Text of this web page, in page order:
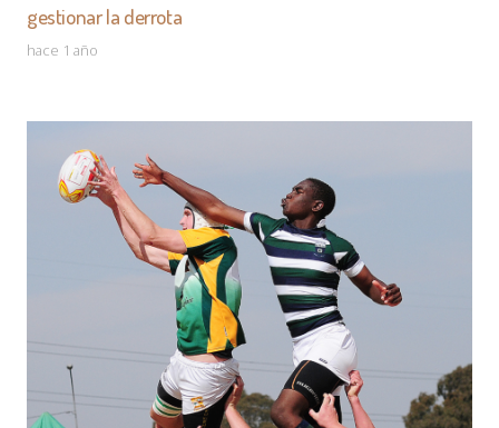
gestionar la derrota
hace 1 año